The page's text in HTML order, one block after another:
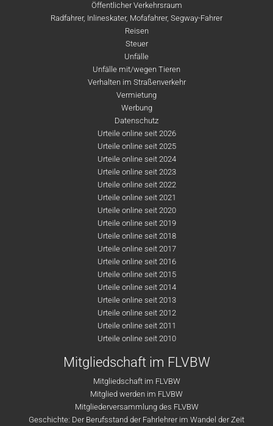
Öffentlicher Verkehrsraum
Radfahrer, Inlineskater, Mofafahrer, Segway-Fahrer
Reisen
Steuer
Unfälle
Unfälle mit/wegen Tieren
Verhalten im Straßenverkehr
Vermietung
Werbung
Datenschutz
Urteile online seit 2026
Urteile online seit 2025
Urteile online seit 2024
Urteile online seit 2023
Urteile online seit 2022
Urteile online seit 2021
Urteile online seit 2020
Urteile online seit 2019
Urteile online seit 2018
Urteile online seit 2017
Urteile online seit 2016
Urteile online seit 2015
Urteile online seit 2014
Urteile online seit 2013
Urteile online seit 2012
Urteile online seit 2011
Urteile online seit 2010
Mitgliedschaft im FLVBW
Mitgliedschaft im FLVBW
Mitglied werden im FLVBW
Mitgliederversammlung des FLVBW
Geschichte: Der Berufsstand der Fahrlehrer im Wandel der Zeit